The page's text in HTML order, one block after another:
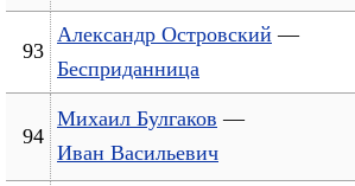
93
Александр Островский —
Бесприданница
94
Михаил Булгаков —
Иван Васильевич